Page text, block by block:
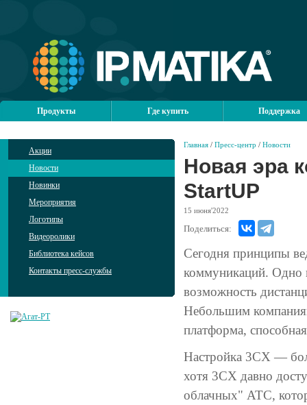
Продукты Где купить Поддержка
Акции
Новости
Новинки
Мероприятия
Логотипы
Видеоролики
Библиотека кейсов
Контакты пресс-службы
Главная / Пресс-центр / Новости
Новая эра
StartUP
15 июня'2022
Поделиться:
Сегодня принципы
коммуникаций. Одно
возможность
Небольшим
платформа,
Настройка 3CX —
хотя 3CX давно
облачных" АТС,